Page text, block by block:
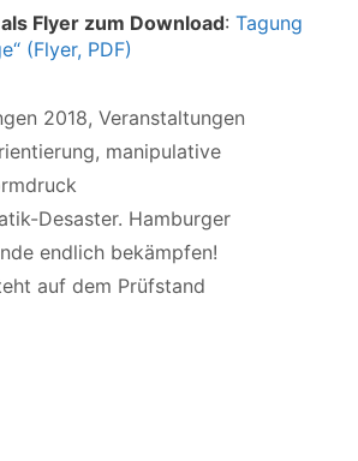
Flyer zum Download: Tagung
(Flyer, PDF)
2018, Veranstaltungen
, manipulative
Desaster. Hamburger
endlich bekämpfen!
auf dem Prüfstand